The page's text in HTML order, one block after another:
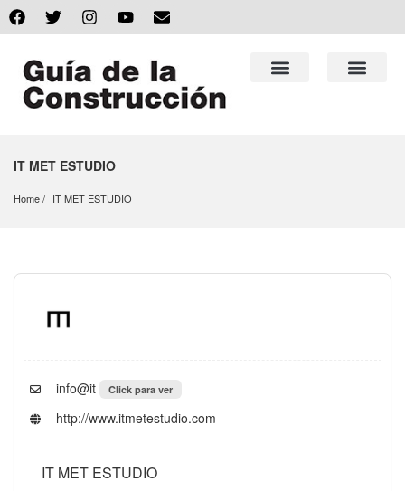
IT MET ESTUDIO
Home IT MET ESTUDIO
info@it Click para ver
http://www.itmetestudio.com
IT MET ESTUDIO